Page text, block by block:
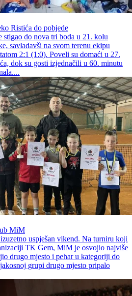
Ristića do pobjede
do nova tri boda u 21. kolu
savladavši na svom terenu ekipu
2:1 (1:0). Poveli su domaći u 27.
dok su gosti izjednačili u 60. minutu
MiM
uspješan vikend. Na turniru koji
TK Gem, MiM je osvojio najviše
drugo mjesto i pehar u kategoriji do
grupi drugo mjesto pripalo